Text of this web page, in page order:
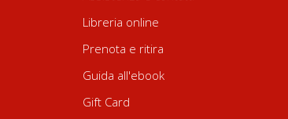
Libreria online
Prenota e ritira
Guida all'ebook
Gift Card